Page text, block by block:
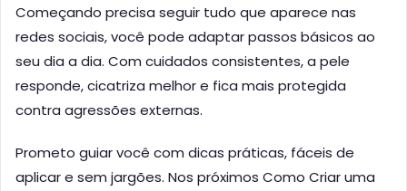
Começando precisa seguir tudo que aparece nas
redes sociais, você pode adaptar passos básicos ao
seu dia a dia. Com cuidados consistentes, a pele
responde, cicatriza melhor e fica mais protegida
contra agressões externas.
Prometo guiar você com dicas práticas, fáceis de
aplicar e sem jargões. Nos próximos Como Criar uma